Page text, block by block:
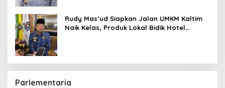
Rudy Mas’ud Siapkan Jalan UMKM Kaltim
Naik Kelas, Produk Lokal Bidik Hotel
Parlementaria